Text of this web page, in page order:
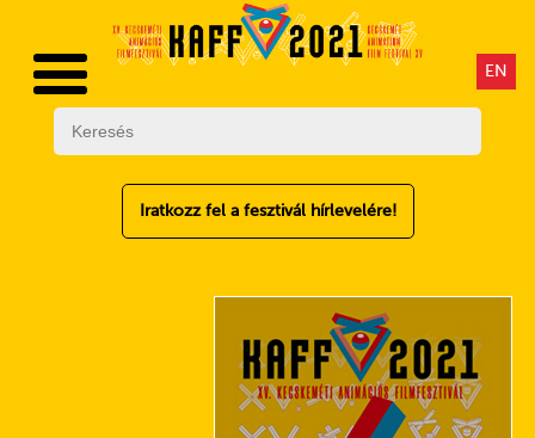
EN
Iratkozz fel a fesztivál hírlevelére!